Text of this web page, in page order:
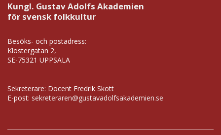
Kungl. Gustav Adolfs Akademien
för svensk folkkultur
Besöks- och postadress:
Klostergatan 2,
SE-75321 UPPSALA
Sekreterare: Docent Fredrik Skott
E-post: sekreteraren@gustavadolfsakademien.se